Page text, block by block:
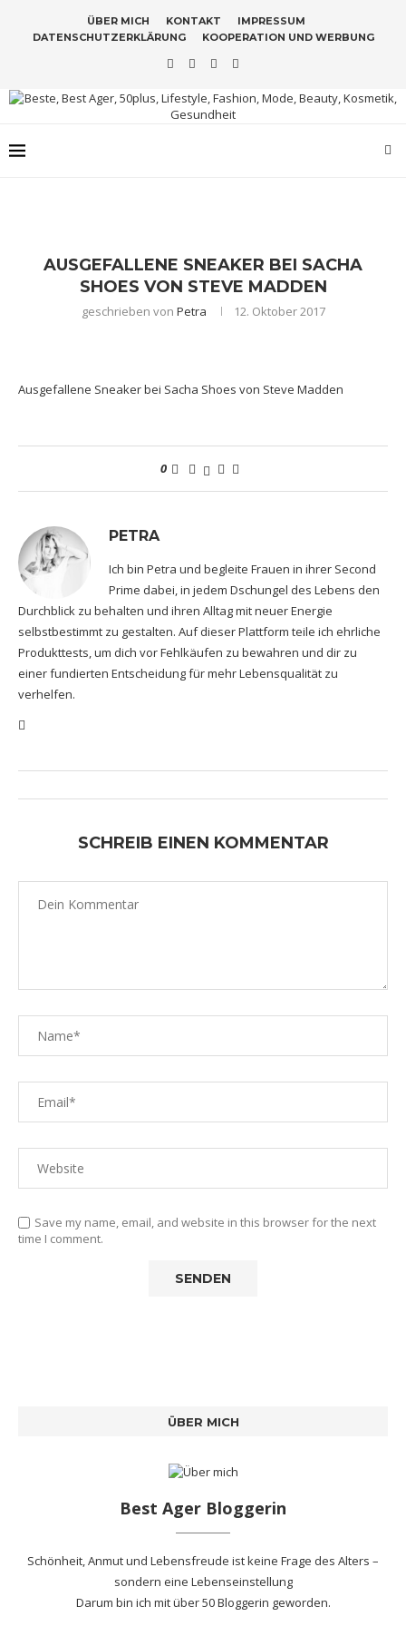
ÜBER MICH KONTAKT
IMPRESSUM
DATENSCHUTZERKLÄRUNG
KOOPERATION UND WERBUNG
AUSGEFALLENE SNEAKER BEI SACHA
SHOES VON STEVE MADDEN
geschrieben von Petra 12. Oktober 2017
Ausgefallene Sneaker bei Sacha Shoes von Steve Madden
0
PETRA
Ich bin Petra und begleite Frauen in ihrer Second
Prime dabei, in jedem Dschungel des Lebens den
Durchblick zu behalten und ihren Alltag mit neuer Energie
selbstbestimmt zu gestalten. Auf dieser Plattform teile ich ehrliche
Produkttests, um dich vor Fehlkäufen zu bewahren und dir zu
einer fundierten Entscheidung für mehr Lebensqualität zu
verhelfen.
SCHREIB EINEN KOMMENTAR
Save my name, email, and website in this browser for the next
time I comment.
ÜBER MICH
Best Ager Bloggerin
Schönheit, Anmut und Lebensfreude ist keine Frage des Alters –
sondern eine Lebenseinstellung
Darum bin ich mitüber 50 Bloggerin geworden.